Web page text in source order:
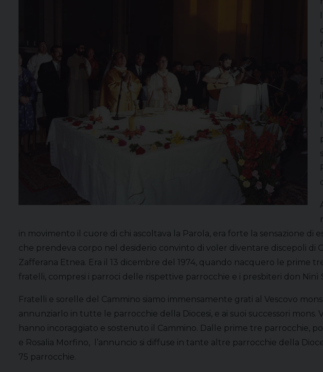
in movimento il cuore di chi ascoltava la Parola, era forte la sensazione
che prendeva corpo nel desiderio convinto di voler diventare discepoli di
Zafferana Etnea. Era il 13 dicembre del 1974, quando nacquero le prime
fratelli, compresi i parroci delle rispettive parrocchie e i presbiteri don Ninì
Fratelli e sorelle del Cammino siamo immensamente grati al Vescovo
annunziarlo in tutte le parrocchie della Diocesi, e ai suoi successori mons.
hanno incoraggiato e sostenuto il Cammino. Dalle prime tre parrocchie,
e Rosalia Morfino, l’annuncio si diffuse in tante altre parrocchie della
75 parrocchie.